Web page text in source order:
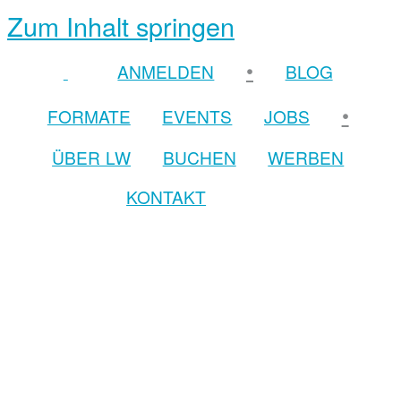
Zum Inhalt springen
ANMELDEN •
BLOG
FORMATE
EVENTS JOBS •
ÜBER LW BUCHEN
WERBEN
KONTAKT